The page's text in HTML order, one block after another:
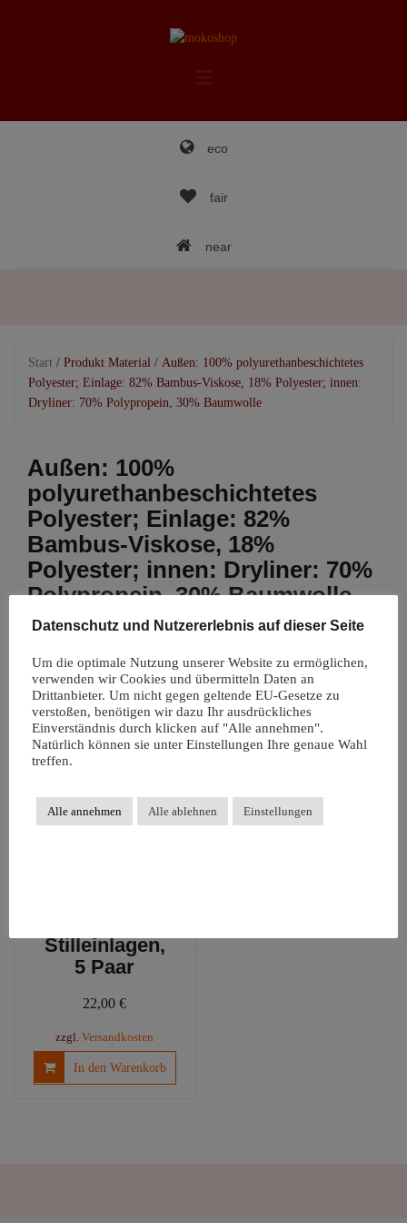
eco
fair
near
Start / Produkt Material / Außen: 100% polyurethanbeschichtetes
Polyester; Einlage: 82% Bambus-Viskose, 18% Polyester; innen:
Dryliner: 70% Polypropein, 30% Baumwolle
Außen: 100%
polyurethanbeschichtetes
Polyester; Einlage: 82%
Bambus-Viskose, 18%
Polyester; innen: Dryliner: 70%
Polypropein, 30% Baumwolle
Einzelnes Ergebnis wird angezeigt
Stilleinlagen,
5 Paar
22,00€
zzgl.Versandkosten
In den Warenkorb
Datenschutz und Nutzererlebnis auf dieser Seite
Um die optimale Nutzung unserer Website zu ermöglichen,
verwenden wir Cookies und übermitteln Daten an
Drittanbieter. Um nicht gegen geltende EU-Gesetze zu
verstoßen, benötigen wir dazu Ihr ausdrückliches
Einverständnis durch klicken auf "Alle annehmen".
Natürlich können sie unter Einstellungen Ihre genaue Wahl
treffen.
Alle annehmen Alle ablehnen Einstellungen